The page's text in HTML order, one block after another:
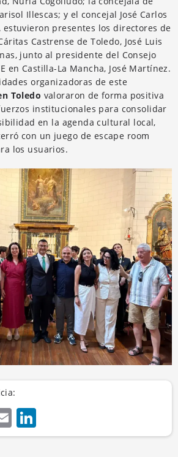
Illescas; y el concejal José Carlos
estuvieron presentes los directores de
Castrense de Toledo, José Luis
junto al presidente del Consejo
en Castilla-La Mancha, José Martínez.
organizadoras de este
Toledo valoraron de forma positiva
institucionales para consolidar
en la agenda cultural local,
con un juego de escape room
los usuarios.
Email